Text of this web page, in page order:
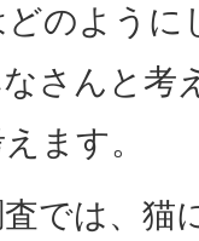
のように
さんと考
ます。
では、猫